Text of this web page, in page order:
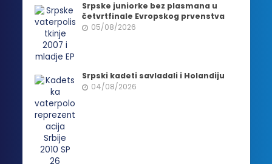
Srpske juniorke bez plasmana u
četvrtfinale Evropskog prvenstva
05/08/2026
Srpski kadeti savladali i Holandiju
04/08/2026